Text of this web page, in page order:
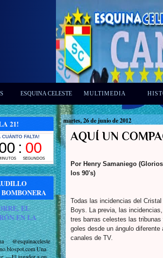
ESQUINA CELESTE MULTIMEDIA
martes, 26 de junio de 2012
AQUÍ UN
Por Henry Samaniego
los 90's)
Todas las incidencias del Cristal
Boys. La previa, las
tres barras celestes las tribunas
goles desde un ángulo diferente
canales de TV.
21!
EL
EN LA
@esquinaceleste
Una
—El jugador a qu...